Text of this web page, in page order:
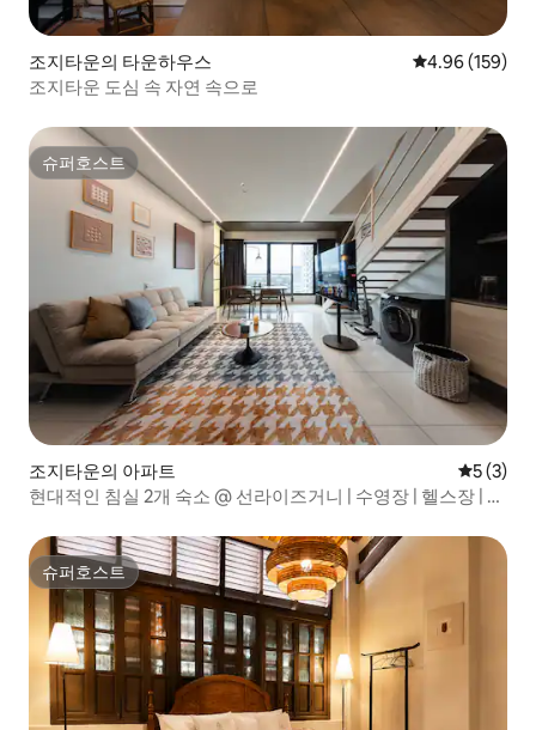
조지타운의 타운하우스 평점 4.96점(5
4.96 (159)
조지타운 도심 속 자연 속으로
슈퍼호스트
슈퍼호스트
조지타운의 아파트 평점 5점
5 (3)
현대적인 침실 2개 숙소 @ 선라이즈거니 | 수영장 | 헬스장 | 무
슈퍼호스트
슈퍼호스트